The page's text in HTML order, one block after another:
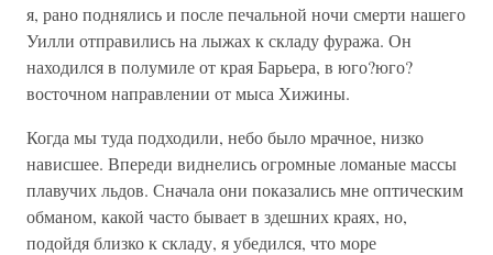
я, рано поднялись и после печальной ночи смерти нашего
Уилли отправились на лыжах к складу фуража. Он
находился в полумиле от края Барьера, в юго?юго?
восточном направлении от мыса Хижины.
Когда мы туда подходили, небо было мрачное, низко
нависшее. Впереди виднелись огромные ломаные массы
плавучих льдов. Сначала они показались мне оптическим
обманом, какой часто бывает в здешних краях, но,
подойдя близко к складу, я убедился, что море